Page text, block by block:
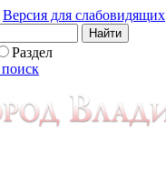
Версия для слабовидящих
Раздел